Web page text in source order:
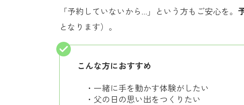
「予約していないから…」という方もご安心を。
となります）。
こんな方におすすめ
・一緒に手を動かす体験がしたい
・父の日の思い出をつくりたい